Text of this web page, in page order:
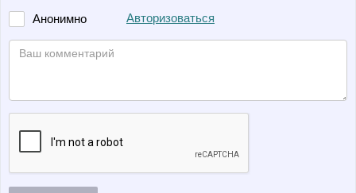
Анонимно Авторизоваться